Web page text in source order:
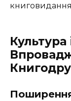
книговидання
Культура